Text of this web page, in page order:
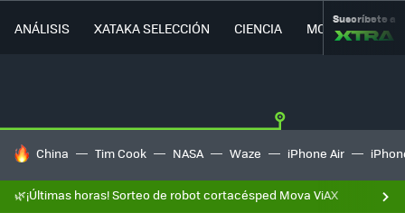
ANÁLISIS XATAKA SELECCIÓN CIENCIA MOVILIDAD
Suscríbete a
HOY SE HABLA DE
China Tim Cook NASA Waze iPhone Air
🌿¡Últimas horas! Sorteo de robot cortacésped Mova ViAX